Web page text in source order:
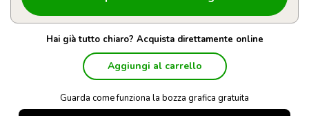
Hai già tutto chiaro? Acquista direttamente online
Aggiungi al carrello
Guarda come funziona la bozza grafica gratuita